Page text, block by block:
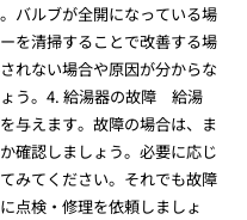
バルブが全開になっている場
を清掃することで改善する場
れない場合や原因が分からな
う。4. 給湯器の故障 給湯
与えます。故障の場合は、ま
確認しましょう。必要に応じ
みてください。それでも故障
点検・修理を依頼しましょ